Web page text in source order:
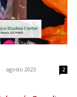
- agosto 2023 2